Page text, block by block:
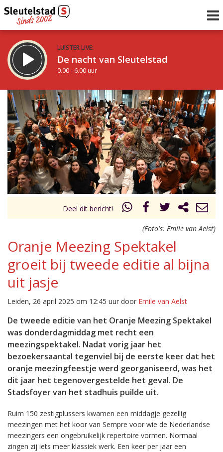
LUISTER LIVE:
De nacht van Sleutelstad
0.00 - 6.00 uur
STRAKS:
De ochtend van Sleutelstad
6.00 - 12.00 uur
Vorig uur
uur 1 van 0 Volgend uur
Inklappen
Deel dit bericht!
(Foto's: Emile van Aelst)
Oranje Meezing Spektakel
groeit bij tweede editie al bijna
uit jasje
Leiden, 26 april 2025 om 12:45 uur door Emile van Aelst
De tweede editie van het Oranje Meezing Spektakel
was donderdagmiddag met recht een
meezingspektakel. Nadat vorig jaar het
bezoekersaantal tegenviel bij de eerste keer dat het
oranje meezingfeestje werd georganiseerd, was het
dit jaar het tegenovergestelde het geval. De
Stadsfoyer van het stadhuis puilde uit.
Ruim 150 zestigplussers kwamen een middagje gezellig
meezingen met het koor van Sempre voor wie de Nederlandse
meezingers een ongebruikelijk repertoire vormen. Normaal
zingen zij iets meer klassiek werk. Een keer per jaar een